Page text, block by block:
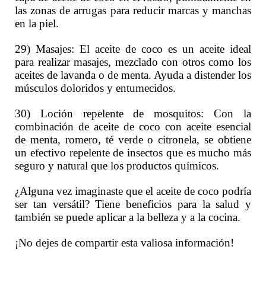
las zonas de arrugas para reducir marcas y manchas
en la piel.
29) Masajes: El aceite de coco es un aceite ideal
para realizar masajes, mezclado con otros como los
aceites de lavanda o de menta. Ayuda a distender los
músculos doloridos y entumecidos.
30) Loción repelente de mosquitos: Con la
combinación de aceite de coco con aceite esencial
de menta, romero, té verde o citronela, se obtiene
un efectivo repelente de insectos que es mucho más
seguro y natural que los productos químicos.
¿Alguna vez imaginaste que el aceite de coco podría
ser tan versátil? Tiene beneficios para la salud y
también se puede aplicar a la belleza y a la cocina.
¡No dejes de compartir esta valiosa información!